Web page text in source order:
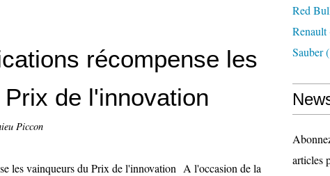
récompense les
de l'innovation
Piccon
A l'occasion de la
Red
Renault
Sauber
articles